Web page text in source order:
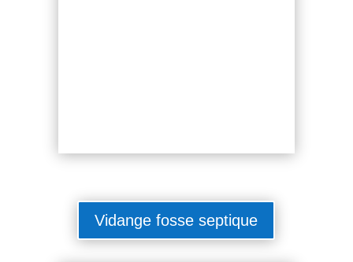
Vidange fosse septique